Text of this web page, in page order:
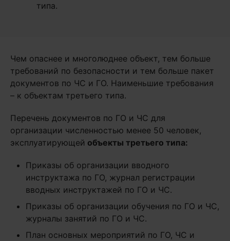
типа.
Чем опаснее и многолюднее объект, тем больше
требований по безопасности и тем больше пакет
документов по ЧС и ГО. Наименьшие требования
– к объектам третьего типа.
Перечень документов по ГО и ЧС для
организации численностью менее 50 человек,
эксплуатирующей объекты третьего типа:
Приказы об организации вводного
инструктажа по ГО, журнал регистрации
вводных инструктажей по ГО и ЧС.
Приказы об организации обучения по ГО и ЧС,
журналы занятий по ГО и ЧС.
План основных мероприятий по ГО, ЧС и